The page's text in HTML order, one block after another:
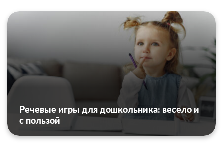
Речевые игры для дошкольника: весело и
с пользой